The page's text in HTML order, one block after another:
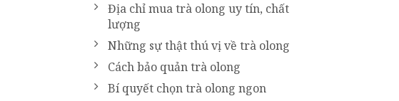
Địa chỉ mua trà olong uy tín, chất
lượng
Những sự thật thú vị về trà olong
Cách bảo quản trà olong
Bí quyết chọn trà olong ngon